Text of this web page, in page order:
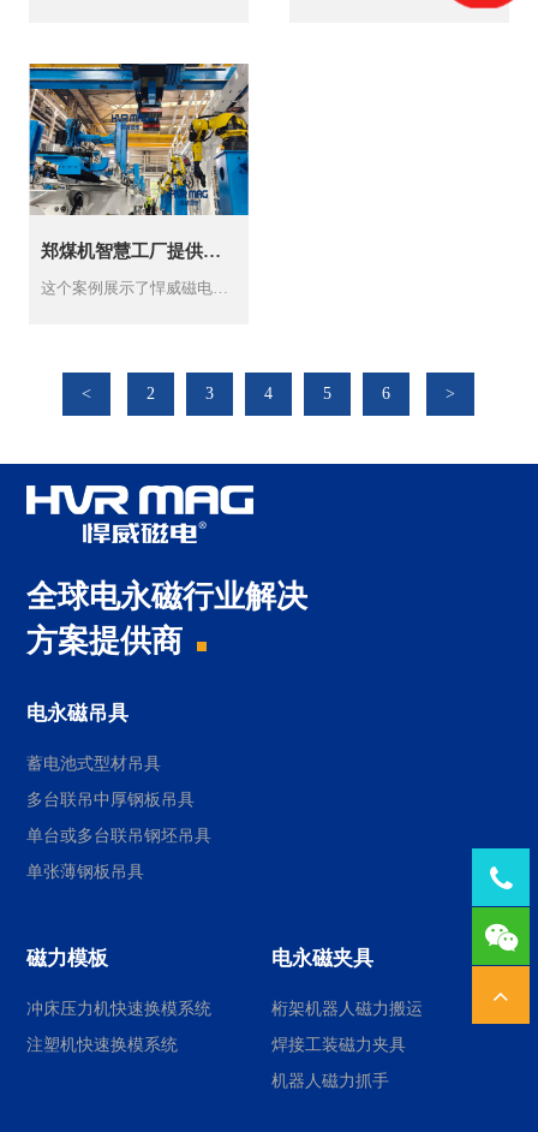
郑煤机智慧工厂提供的电永磁搬运解决方案
< 2 3 4 5 6 >
全球电永磁行业解决
方案提供商
电永磁吊具
蓄电池式型材吊具
多台联吊中厚钢板吊具
单台或多台联吊钢坯吊具
单张薄钢板吊具
磁力模板
冲床压力机快速换模系统
注塑机快速换模系统
电永磁夹具
桁架机器人磁力搬运
焊接工装磁力夹具
机器人磁力抓手
Tel：